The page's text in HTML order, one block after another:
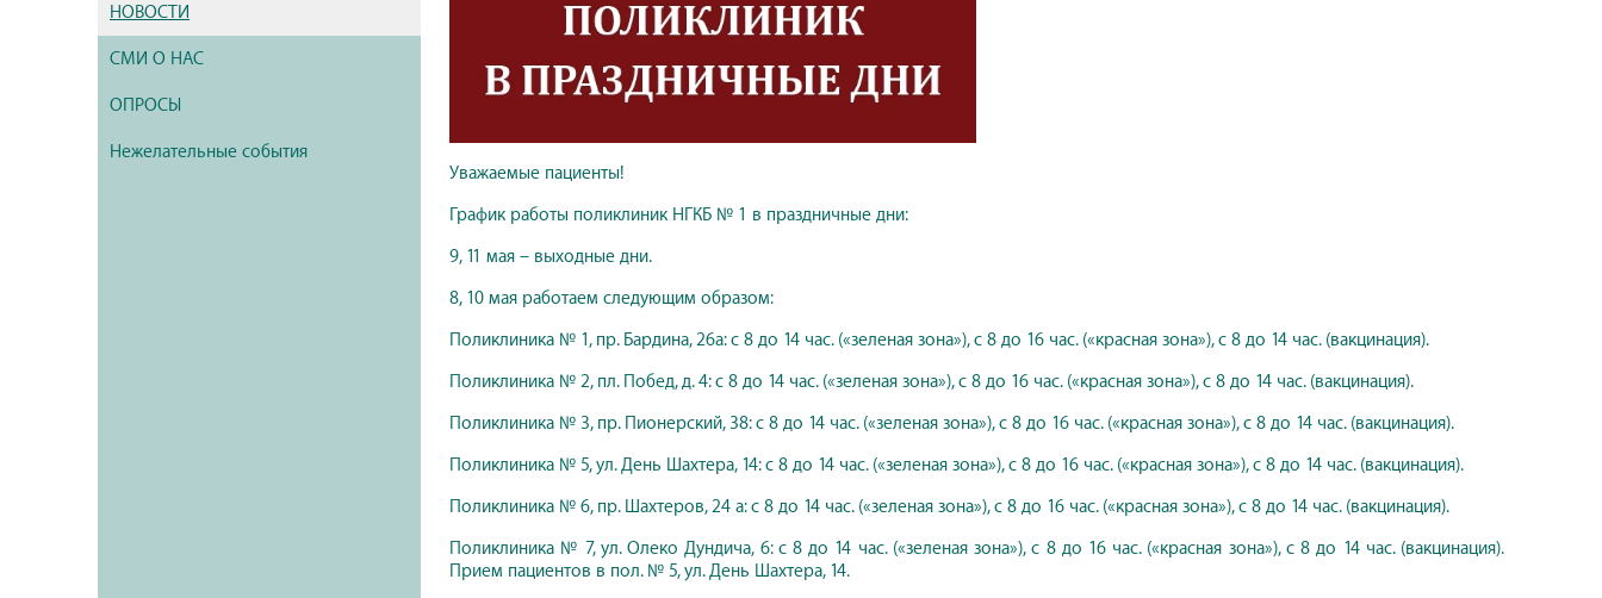
НОВОСТИ
СМИ О НАС
ОПРОСЫ
Нежелательные события
Уважаемые пациенты!
График работы поликлиник НГКБ № 1 в праздничные дни:
9, 11 мая – выходные дни.
8, 10 мая работаем следующим образом:
Поликлиника № 1, пр. Бардина, 26а: с 8 до 14 час. («зеленая зона»), с 8 до 16 час. («красная зона»), с 8 до 14 час. (вакцинация).
Поликлиника № 2, пл. Побед, д. 4: с 8 до 14 час. («зеленая зона»), с 8 до 16 час. («красная зона»), с 8 до 14 час. (вакцинация).
Поликлиника № 3, пр. Пионерский, 38: с 8 до 14 час. («зеленая зона»), с 8 до 16 час. («красная зона»), с 8 до 14 час. (вакцинация).
Поликлиника № 5, ул. День Шахтера, 14: с 8 до 14 час. («зеленая зона»), с 8 до 16 час. («красная зона»), с 8 до 14 час. (вакцинация).
Поликлиника № 6, пр. Шахтеров, 24 а: с 8 до 14 час. («зеленая зона»), с 8 до 16 час. («красная зона»), с 8 до 14 час. (вакцинация).
Поликлиника № 7, ул. Олеко Дундича, 6: с 8 до 14 час. («зеленая зона»), с 8 до 16 час. («красная зона»), с 8 до 14 час. (вакцинация).
Прием пациентов в пол. № 5, ул. День Шахтера, 14.